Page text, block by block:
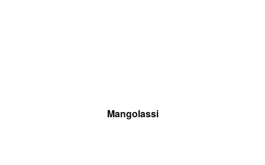
Mangolassi